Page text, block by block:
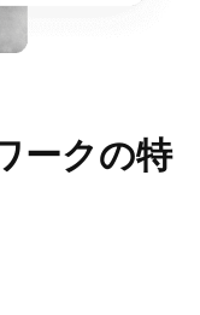
ークの特